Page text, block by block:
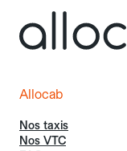
Allocab
Nos taxis
Nos VTC